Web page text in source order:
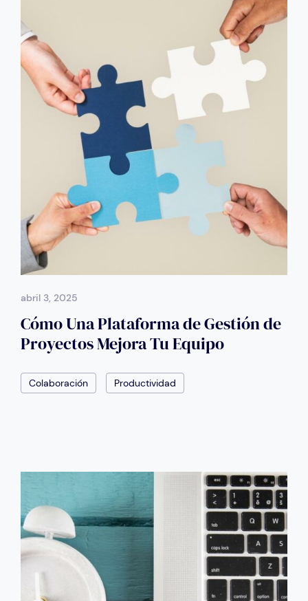
abril 3, 2025
Cómo Una Plataforma de Gestión de
Proyectos Mejora Tu Equipo
Colaboración Productividad